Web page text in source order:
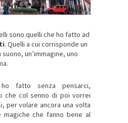
sono quelli che ho fatto ad
. Quelli a cui corrisponde un
un’immagine, uno
fatto senza pensarci,
che col senno di poi vorrei
per volare ancora una volta
che fanno bene al